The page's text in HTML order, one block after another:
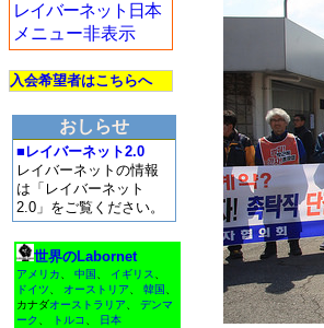
レイバーネット日本
メニュー非表示
入会希望者はこちらへ
おしらせ
■レイバーネット2.0
レイバーネットの情報
は「レイバーネット
2.0」をご覧ください。
世界のLabornet
アメリカ 中国 イギリス
ドイツ
オーストリア 韓国
カナダオーストラリア
デンマ
ーク
トルコ 日本